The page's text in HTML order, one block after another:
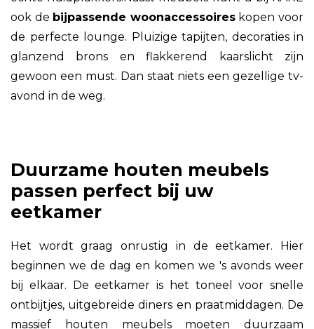
ook de bijpassende woonaccessoireskopen voor
de perfecte lounge. Pluizige tapijten, decoraties in
glanzend brons en flakkerend kaarslicht zijn
gewoon een must. Dan staat niets een gezellige tv-
avond in de weg.
Duurzame houten meubels
passen perfect bij uw
eetkamer
Het wordt graag onrustig in de eetkamer. Hier
beginnen we de dag en komen we 's avonds weer
bij elkaar. De eetkamer is het toneel voor snelle
ontbijtjes, uitgebreide diners en praatmiddagen. De
massief houten meubels moeten duurzaam